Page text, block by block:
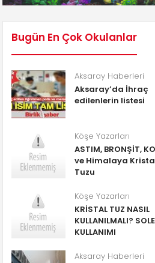
Bugün En Çok Okulanlar
Aksaray Haberleri
Aksaray’da İhraç
edilenlerin listesi
Köşe Yazarları
ASTIM, BRONŞİT,
ve Himalaya
Tuzu
Köşe Yazarları
KRİSTAL TUZ NASIL
KULLANILMALI? SOLE
KULLANIMI
Aksaray Haberleri